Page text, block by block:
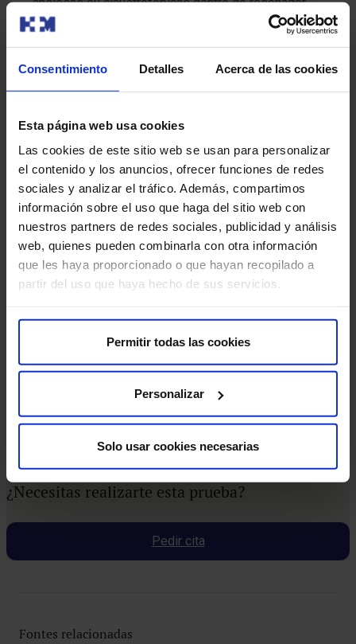
Consentimiento Detalles Acerca de las cookies
Esta página web usa cookies
Las cookies de este sitio web se usan para personalizar
el contenido y los anuncios, ofrecer funciones de redes
sociales y analizar el tráfico. Además, compartimos
información sobre el uso que haga del sitio web con
nuestros partners de redes sociales, publicidad y análisis
web, quienes pueden combinarla con otra información
que les haya proporcionado o que hayan recopilado a
partir del uso que haya hecho de sus servicios.
Permitir todas las cookies
Personalizar
Solo usar cookies necesarias
ansiosas ou claustrofóbicas dentro do resonador
magnético.
Para que a túa proba se desenvolva sen contratempos,
pedímosche que chegues con antelación á hora indicada.
Así poderemos realizar a preparación administrativa e
clínica necesaria.
Antes da proba, entregarémosche o Consentimento
Informado, un documento con información importante
que deberás ler e asinar.
crucial que nos informes sobre a presenza de
marcapasos, obxectos metálicos, próteses (incluídas as
dentais), tatuaxes ou dispositivos de infusión de
¿Necesitas realizarte esta prueba?
Pedir cita
Fontes relacionadas